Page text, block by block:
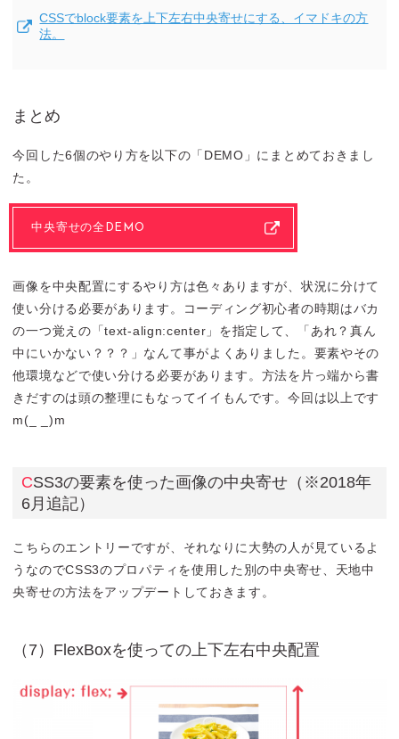
CSSでblock要素を上下左右中央寄せにする、イマドキの方
法。
まとめ
今回した6個のやり方を以下の「DEMO」にまとめておきまし
た。
中央寄せの全DEMO
画像を中央配置にするやり方は色々ありますが、状況に分けて
使い分ける必要があります。コーディング初心者の時期はバカ
の一つ覚えの「text-align:center」を指定して、「あれ？真ん
中にいかない？？？」なんて事がよくありました。要素やその
他環境などで使い分ける必要があります。方法を片っ端から書
きだすのは頭の整理にもなってイイもんです。今回は以上です
m(_ _)m
CSS3の要素を使った画像の中央寄せ（※2018年
6月追記）
こちらのエントリーですが、それなりに大勢の人が見ているよ
うなのでCSS3のプロパティを使用した別の中央寄せ、天地中
央寄せの方法をアップデートしておきます。
（7）FlexBoxを使っての上下左右中央配置